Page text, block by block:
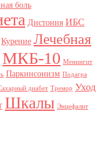
боль
Дистония ИБС
Курение Лечебная
МКБ-10 Менингит
Паркинсонизм Подагра
диабет Тремор Уход
Шкалы Энцефалит